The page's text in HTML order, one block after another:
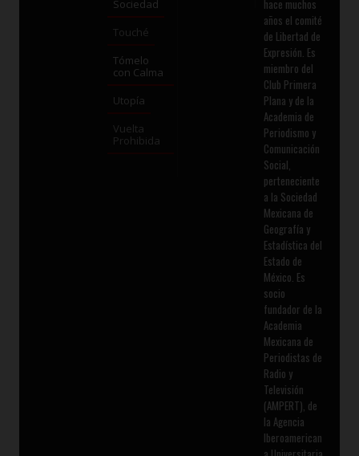
Sociedad
Touché
Tómelo
con Calma
Utopía
Vuelta
Prohibida
hace muchos
años el comité
de Libertad de
Expresión. Es
miembro del
Club Primera
Plana y de la
Academia de
Periodismo y
Comunicación
Social,
perteneciente
a la Sociedad
Mexicana de
Geografía y
Estadística del
Estado de
México. Es
socio
fundador de la
Academia
Mexicana de
Periodistas de
Radio y
Televisión
(AMPERT), de
la Agencia
Iberoamerican